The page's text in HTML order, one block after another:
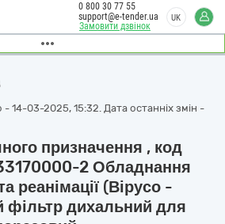
Замовити дзвінок
0 800 30 77 55
support@e-tender.ua
UK
14-03-2025, 15:32. Дата останніх змін -
призначення , код
2 Обладнання
реанімації (Вірусо -
фільтр дихальний для